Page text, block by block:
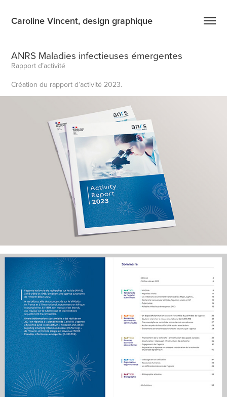
Caroline Vincent, design graphique
ANRS Maladies infectieuses émergentes
Rapport d’activité
Création du rapport d’activité 2023.